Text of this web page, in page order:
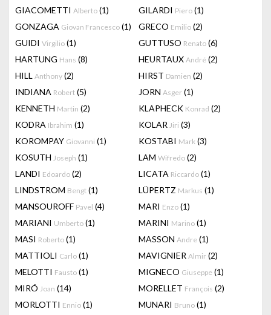
GIACOMETTI Alberto (1) GILARDI Piero (1)
GONZAGA Giovan Francesco (1) GRECO Emilio (2)
GUIDI Virgilio (1) GUTTUSO Renato (6)
HARTUNG Hans (8) HEURTAUX André (2)
HILL Anthony (2) HIRST Damien (2)
INDIANA Robert (5) JORN Asger (1)
KENNETH Martin (2) KLAPHECK Konrad (2)
KODRA Ibrahim (1) KOLAR Jiri (3)
KOROMPAY Giovanni (1) KOSTABI Mark (3)
KOSUTH Joseph (1) LAM Wifredo (2)
LANDI Edoardo (2) LICATA Riccardo (1)
LINDSTROM Bengt (1) LÜPERTZ Markus (1)
MANSOUROFF Pavel (4) MARI Enzo (1)
MARIANI Umberto (1) MARINI Marino (1)
MASI Roberto (1) MASSON Andre (1)
MATTIOLI Carlo (1) MAVIGNIER Almir (2)
MELOTTI Fausto (1) MIGNECO Giuseppe (1)
MIRÓ Joan (14) MORELLET François (2)
MORLOTTI Ennio (1) MUNARI Bruno (1)